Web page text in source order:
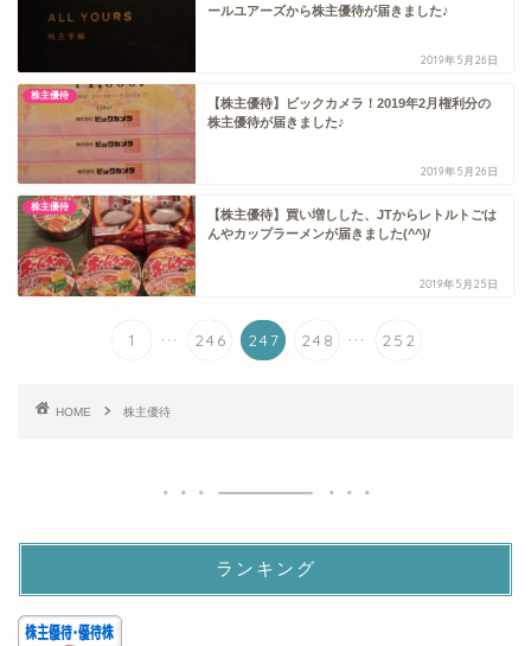
ールユアーズから株主優待が届きました♪
2019年5月26日
株主優待
【株主優待】ビックカメラ！2019年2月権利分の
株主優待が届きました♪
2019年5月26日
株主優待
【株主優待】買い増しした、JTからレトルトごは
んやカップラーメンが届きました(^^)/
2019年5月25日
1 ... 246 247 248 ... 252
HOME 株主優待
ランキング